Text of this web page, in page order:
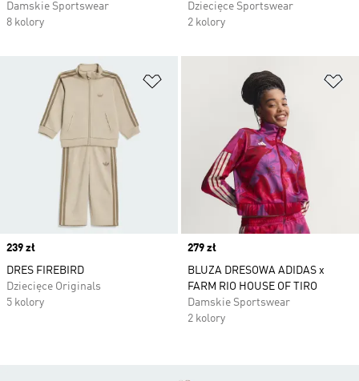
Damskie Sportswear
8 kolory
Dziecięce Sportswear
2 kolory
Dodaj do listy życzeń
Price
239 zł
DRES FIREBIRD
Dziecięce Originals
5 kolory
Price
279 zł
BLUZA DRESOWA ADIDAS x
FARM RIO HOUSE OF TIRO
Damskie Sportswear
2 kolory